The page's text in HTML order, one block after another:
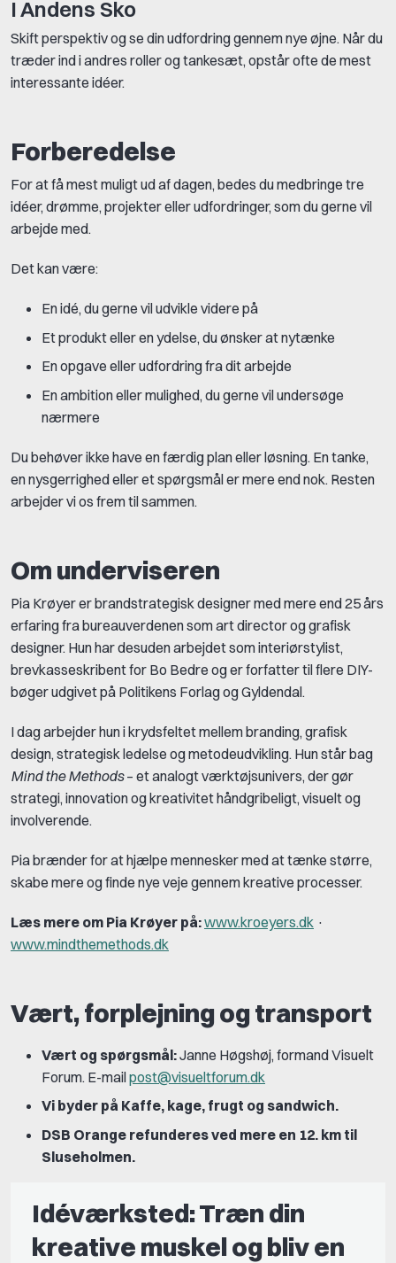
I Andens Sko
Skift perspektiv og se din udfordring gennem nye øjne. Når du
træder ind i andres roller og tankesæt, opstår ofte de mest
interessante idéer.
Forberedelse
For at få mest muligt ud af dagen, bedes du medbringe tre
idéer, drømme, projekter eller udfordringer, som du gerne vil
arbejde med.
Det kan være:
En idé, du gerne vil udvikle videre på
Et produkt eller en ydelse, du ønsker at nytænke
En opgave eller udfordring fra dit arbejde
En ambition eller mulighed, du gerne vil undersøge
nærmere
Du behøver ikke have en færdig plan eller løsning. En tanke,
en nysgerrighed eller et spørgsmål er mere end nok. Resten
arbejder vi os frem til sammen.
Om underviseren
Pia Krøyer er brandstrategisk designer med mere end 25 års
erfaring fra bureauverdenen som art director og grafisk
designer. Hun har desuden arbejdet som interiørstylist,
brevkasseskribent for Bo Bedre og er forfatter til flere DIY-
bøger udgivet på Politikens Forlag og Gyldendal.
I dag arbejder hun i krydsfeltet mellem branding, grafisk
design, strategisk ledelse og metodeudvikling. Hun står bag
Mind the Methods– et analogt værktøjsunivers, der gør
strategi, innovation og kreativitet håndgribeligt, visuelt og
involverende.
Pia brænder for at hjælpe mennesker med at tænke større,
skabe mere og finde nye veje gennem kreative processer.
Læs mere om Pia Krøyer på:www.kroeyers.dk ​​​​​​​ ·
www.mindthemethods.dk
Vært, forplejning og transport
Vært og spørgsmål:Janne Høgshøj, formand Visuelt
Forum. E-mailpost@visueltforum.dk
Vi byder på Kaffe, kage, frugt og sandwich.
DSB Orange refunderes ved mere en 12. km til
Sluseholmen.
Idéværksted: Træn din
kreative muskel og bliv en